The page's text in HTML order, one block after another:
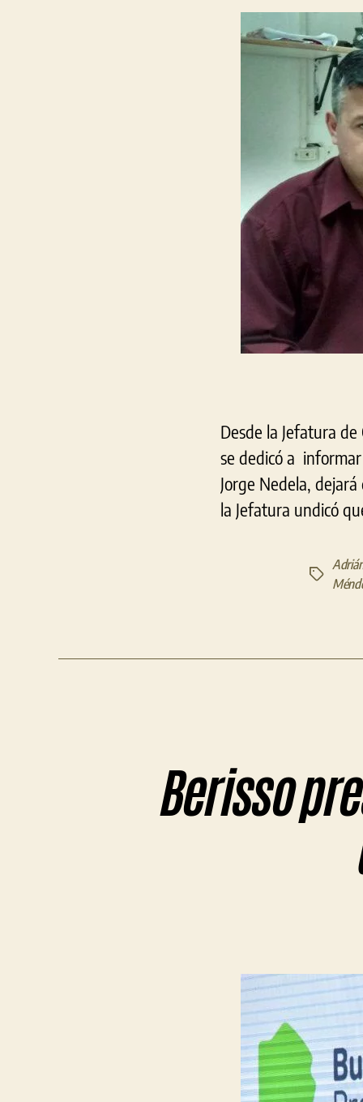
Desde la Jefatura
se dedicó a
Jorge Nedela,
la Jefatura undicó
Etiquetas
Berisso